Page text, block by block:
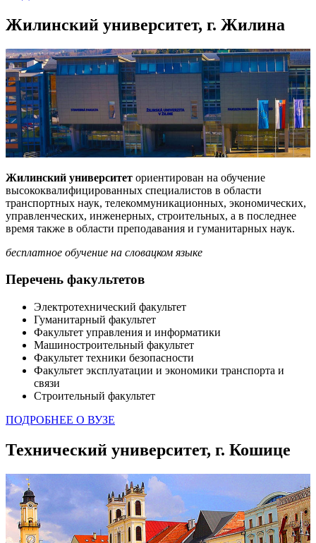
Жилинский университет, г. Жилина
Жилинский университет ориентирован на обучение
высококвалифицированных специалистов в области
транспортных наук, телекоммуникационных, экономических,
управленческих, инженерных, строительных, а в последнее
время также в области преподавания и гуманитарных наук.
бесплатное обучение на словацком языке
Перечень факультетов
Электротехнический факультет
Гуманитарный факультет
Факультет управления и информатики
Машиностроительный факультет
Факультет техники безопасности
Факультет эксплуатации и экономики транспорта и
связи
Строительный факультет
ПОДРОБНЕЕ О ВУЗЕ
Технический университет, г. Кошице